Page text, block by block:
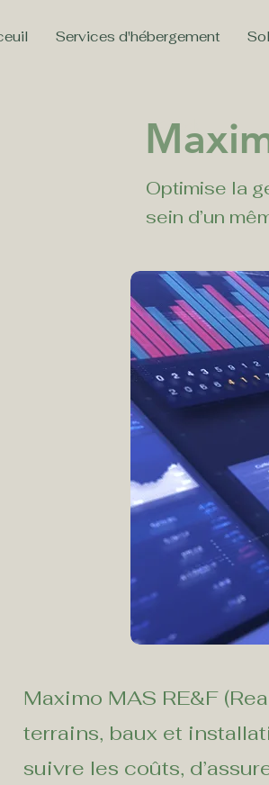
Services d'hébergement
< Back
Optimise la
sein d’un
Maximo MAS RE&F
terrains, baux et
suivre les coûts,